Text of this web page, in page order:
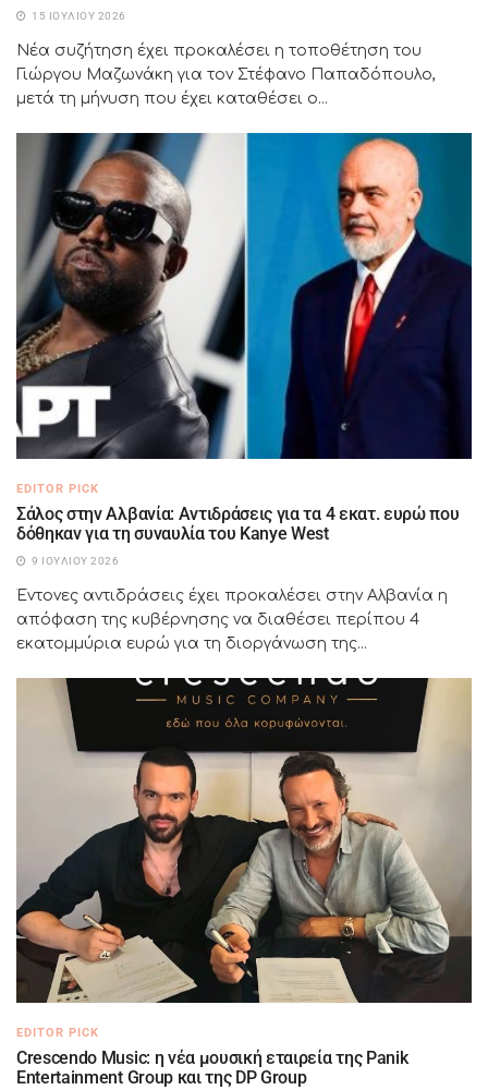
15 ΙΟΥΛΊΟΥ 2026
Νέα συζήτηση έχει προκαλέσει η τοποθέτηση του
Γιώργου Μαζωνάκη για τον Στέφανο Παπαδόπουλο,
μετά τη μήνυση που έχει καταθέσει ο...
EDITOR PICK
Σάλος στην Αλβανία: Αντιδράσεις για τα 4 εκατ. ευρώ που
δόθηκαν για τη συναυλία του Kanye West
9 ΙΟΥΛΊΟΥ 2026
Έντονες αντιδράσεις έχει προκαλέσει στην Αλβανία η
απόφαση της κυβέρνησης να διαθέσει περίπου 4
εκατομμύρια ευρώ για τη διοργάνωση της...
EDITOR PICK
Crescendo Music: η νέα μουσική εταιρεία της Panik
Entertainment Group και της DP Group